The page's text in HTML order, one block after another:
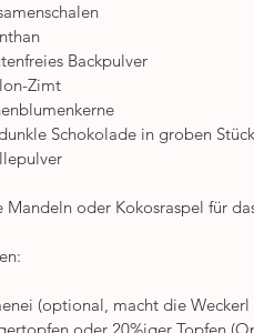
Backpulver
Zimt
Schokolade in groben
Mandeln oder Kokosraspel für
(optional, macht die